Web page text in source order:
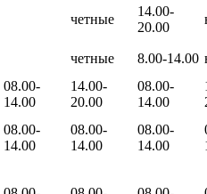
четные
14.00-
20.00
четные 8.00-14.00
08.00-
14.00
14.00-
20.00
08.00-
14.00
08.00-
14.00
08.00-
14.00
08.00-
14.00